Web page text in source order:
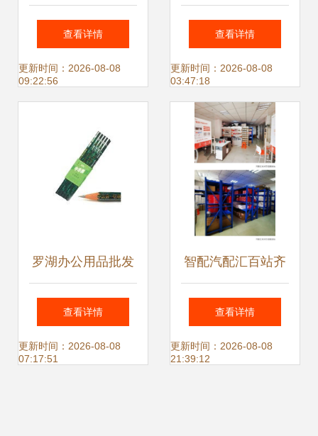
销 单人双人升降课
桌与二手办公用品
查看详情
更新时间：2026-08-08
09:22:56
普通手电筒产品列
表与多元化销售布
局
查看详情
更新时间：2026-08-08
03:47:18
罗湖办公用品批发
直销 一站式文具日
用品采购，免费送
查看详情
更新时间：2026-08-08
07:17:51
智配汽配汇百站齐
发 打造工厂直供新
生态，开启汽配服
查看详情
更新时间：2026-08-08
21:39:12